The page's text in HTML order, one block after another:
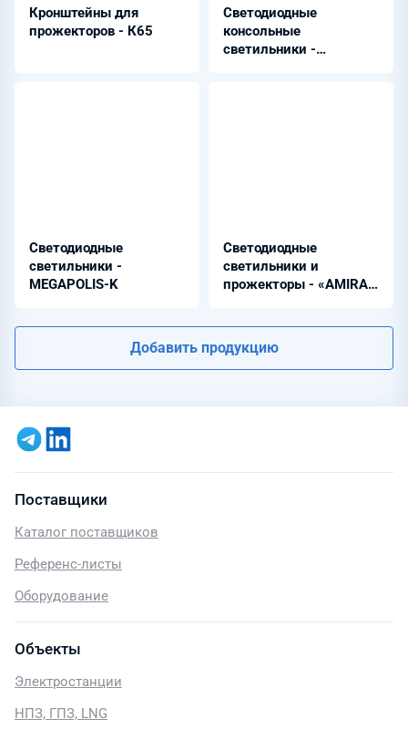
Кронштейны для
прожекторов - К65
Светодиодные
консольные
светильники -
Светодиодные
светильники -
MEGAPOLIS-K
Светодиодные
светильники и
прожекторы - «AMIRA
Добавить продукцию
Поставщики
Каталог поставщиков
Референс-листы
Оборудование
Объекты
Электростанции
НПЗ, ГПЗ, LNG